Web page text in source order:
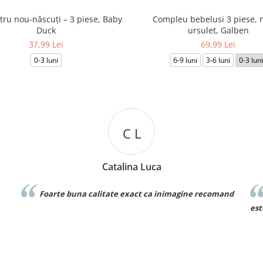
nou-născuți – 3 piese, Baby
Duck
37,99 Lei
0-3 luni
Compleu bebelusi 3 piese,
ursulet, Galben
69,99 Lei
6-9 luni 3-6 luni 0-3 luni
D D
Denisa Dumitru
Foarte frumos! Este exact ca in poza si materialul